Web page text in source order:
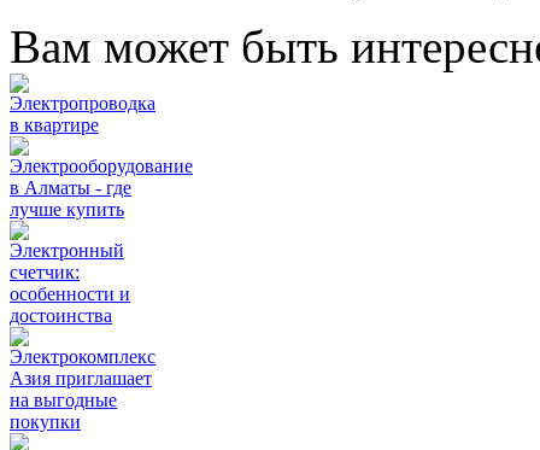
Вам может быть
Электропроводка
в квартире
Электрооборудование
в Алматы - где
лучше купить
Электронный
счетчик:
особенности и
достоинства
Электрокомплекс
Азия приглашает
на выгодные
покупки